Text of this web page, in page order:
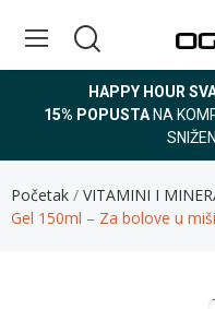
HAPPY HOUR
15% POPUSTA NA
Početak VITAMINI I
Gel 150ml – Za bolove u